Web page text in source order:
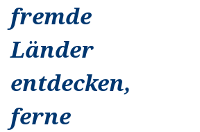
fremde
Länder
entdecken,
ferne